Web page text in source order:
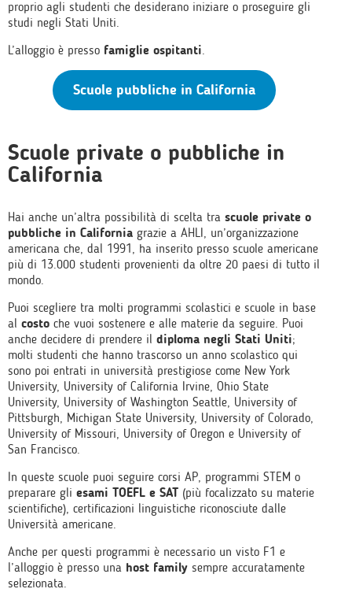
proprio agli studenti che desiderano iniziare o proseguire gli
studi negli Stati Uniti.
L’alloggio è presso famiglie ospitanti
Scuole pubbliche in California
Scuole private o pubbliche in
California
Hai anche un’altra possibilità di scelta tra scuole private o
pubbliche in California grazie a AHLI, un’organizzazione
americana che, dal 1991, ha inserito presso scuole americane
più di 13.000 studenti provenienti da oltre 20 paesi di tutto il
mondo.
Puoi scegliere tra molti programmi scolastici e scuole in base
al costo che vuoi sostenere e alle materie da seguire. Puoi
anche decidere di prendere il diploma negli Stati Uniti;
molti studenti che hanno trascorso un anno scolastico qui
sono poi entrati in università prestigiose come New York
University, University of California Irvine, Ohio State
University, University of Washington Seattle, University of
Pittsburgh, Michigan State University, University of Colorado,
University of Missouri, University of Oregon e University of
San Francisco.
In queste scuole puoi seguire corsi AP, programmi STEM o
preparare gli esami TOEFL e SAT (più focalizzato su materie
scientifiche), certificazioni linguistiche riconosciute dalle
Università americane.
Anche per questi programmi è necessario un visto F1 e
l’alloggio è presso una host family sempre accuratamente
selezionata.